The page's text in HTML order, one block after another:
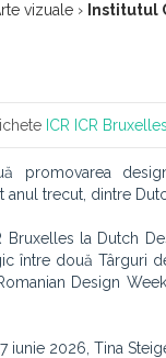
vizuale › Institutul
ICR ICR Bruxelles
promovarea
anul trecut, dintre
Bruxelles la Dutch
între două Târguri
Design
iunie 2026, Tina